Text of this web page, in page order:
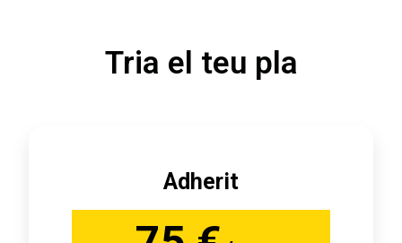
Tria el teu pla
Adherit